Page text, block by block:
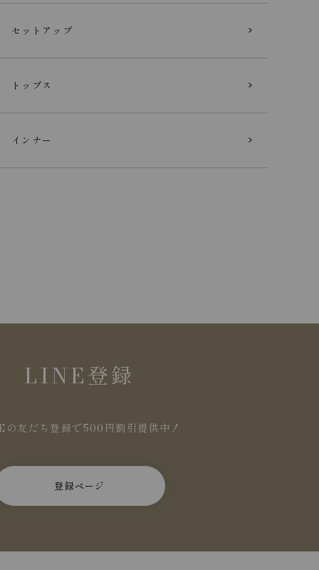
セットアップ
トップス
インナー
LINE登録
友だち登録で500円割引提供中！
登録ページ